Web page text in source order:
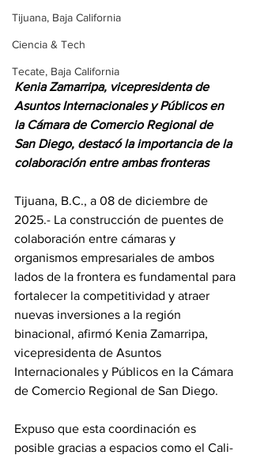
Tijuana, Baja California
Ciencia & Tech
Tecate, Baja California
Kenia Zamarripa, vicepresidenta de
Asuntos Internacionales y Públicos en
la Cámara de Comercio Regional de
San Diego, destacó la importancia de la
colaboración entre ambas fronteras
Tijuana, B.C., a 08 de diciembre de
2025.- La construcción de puentes de
colaboración entre cámaras y
organismos empresariales de ambos
lados de la frontera es fundamental para
fortalecer la competitividad y atraer
nuevas inversiones a la región
binacional, afirmó Kenia Zamarripa,
vicepresidenta de Asuntos
Internacionales y Públicos en la Cámara
de Comercio Regional de San Diego.
Expuso que esta coordinación es
posible gracias a espacios como el Cali-